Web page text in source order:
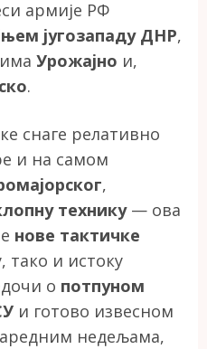
армије РФ
југозападу ДНР,
Урожајно и,
.
снаге релативно
и на самом
,
технику— ова
нове тактичке
тако и истоку
о потпуном
и готово извесном
недељама,